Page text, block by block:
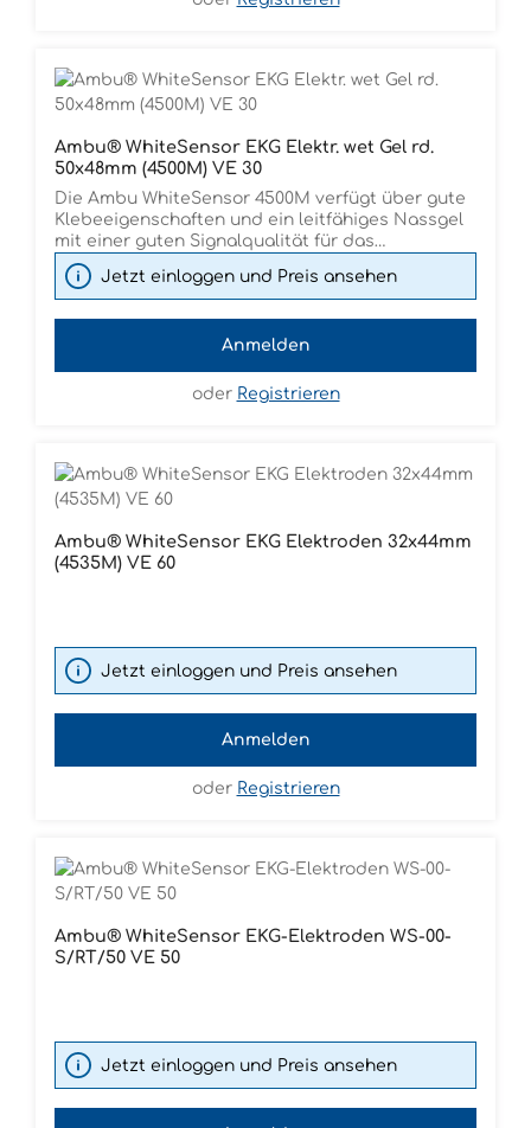
Ambu® WhiteSensor EKG Elektr. wet Gel rd.
50x48mm (4500M) VE 30
Die Ambu WhiteSensor 4500M verfügt über gute
Klebeeigenschaften und ein leitfähiges Nassgel
mit einer guten Signalqualität für das
Kurzzeitmonitoring. Dank des flexiblen
Schaumstoffträgers ist die Elektrode
bedienerfreundlich und angenehm zu tragen. Sie
Bei allen Ambu Elektroden handelt es sich, aus
hygienischen Gründen, um Einwegprodukte.
Jetzt einloggen und Preis ansehen
Anmelden
oder Registrieren
Ambu® WhiteSensor EKG Elektroden 32x44mm
(4535M) VE 60
Jetzt einloggen und Preis ansehen
Anmelden
oder Registrieren
Ambu® WhiteSensor EKG-Elektroden WS-00-
S/RT/50 VE 50
Jetzt einloggen und Preis ansehen